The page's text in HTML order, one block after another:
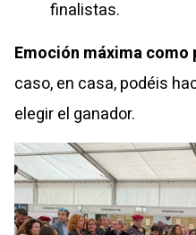
finalistas.
Emoción máxima como
caso, en casa, podéis
elegir el ganador.